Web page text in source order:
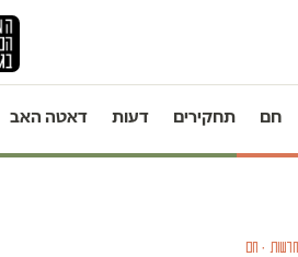
חם תחקירים דעות דאטה האב
חדשות · חם